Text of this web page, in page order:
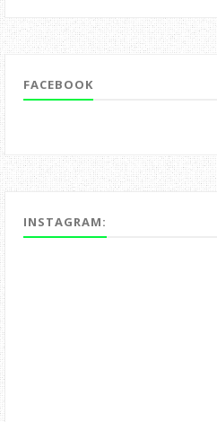
FACEBOOK
INSTAGRAM: